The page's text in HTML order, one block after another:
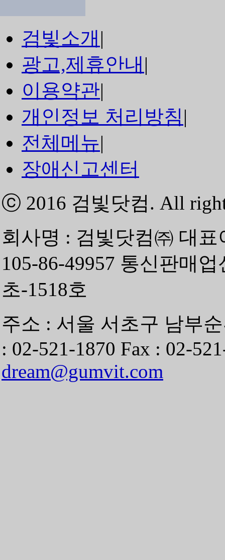
검빛소개|
광고,제휴안내|
이용약관|
개인정보 처리방침 |
전체메뉴|
장애신고센터
ⓒ 2016 검빛닷컴. All
회사명 : 검빛닷컴㈜ 대
105-86-49957 통신판매
초-1518호
주소 : 서울 서초구 남부
: 02-521-1870 Fax : 02-
dream@gumvit.com